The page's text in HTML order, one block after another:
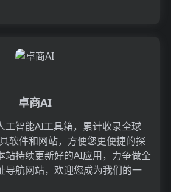
卓商AI
工智能AI工具箱，累计收录全球
软件和网站，方便您更便捷的探
站持续更新好的AI应用，力争做全
导航网站，欢迎您成为我们的一